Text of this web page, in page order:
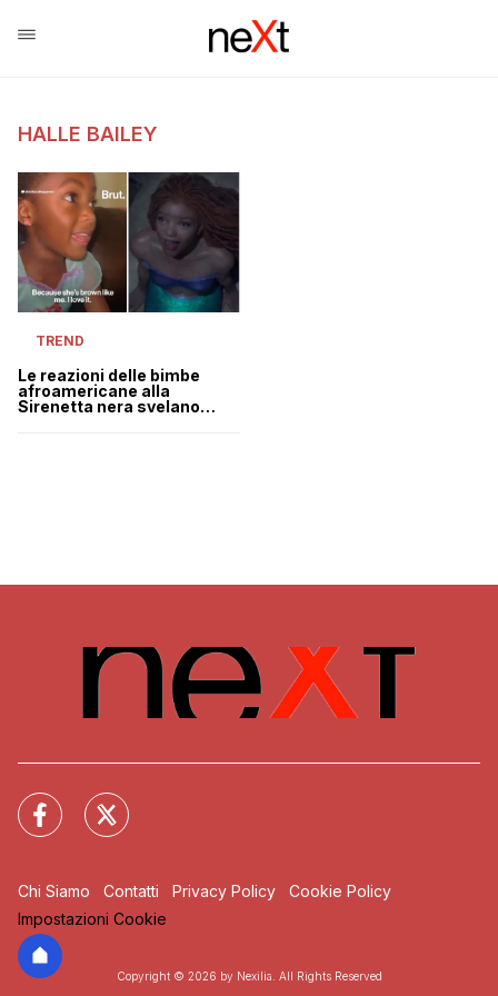
HALLE BAILEY
TREND
Le reazioni delle bimbe
afroamericane alla
Sirenetta nera svelano
Chi Siamo Contatti Privacy Policy
Cookie Policy
Impostazioni Cookie
Copyright © 2026 by Nexilia. All Rights Reserved